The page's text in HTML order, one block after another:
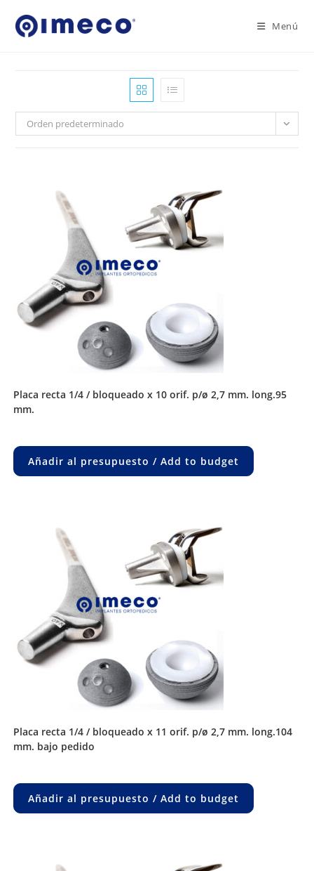
Menú
Orden predeterminado
placa recta 1/4 / bloqueado x 10 orif. p/ø 2,7 mm. long.95
mm.
Añadir al presupuesto / Add to budget
placa recta 1/4 / bloqueado x 11 orif. p/ø 2,7 mm. long.104
mm. bajo pedido
Añadir al presupuesto / Add to budget